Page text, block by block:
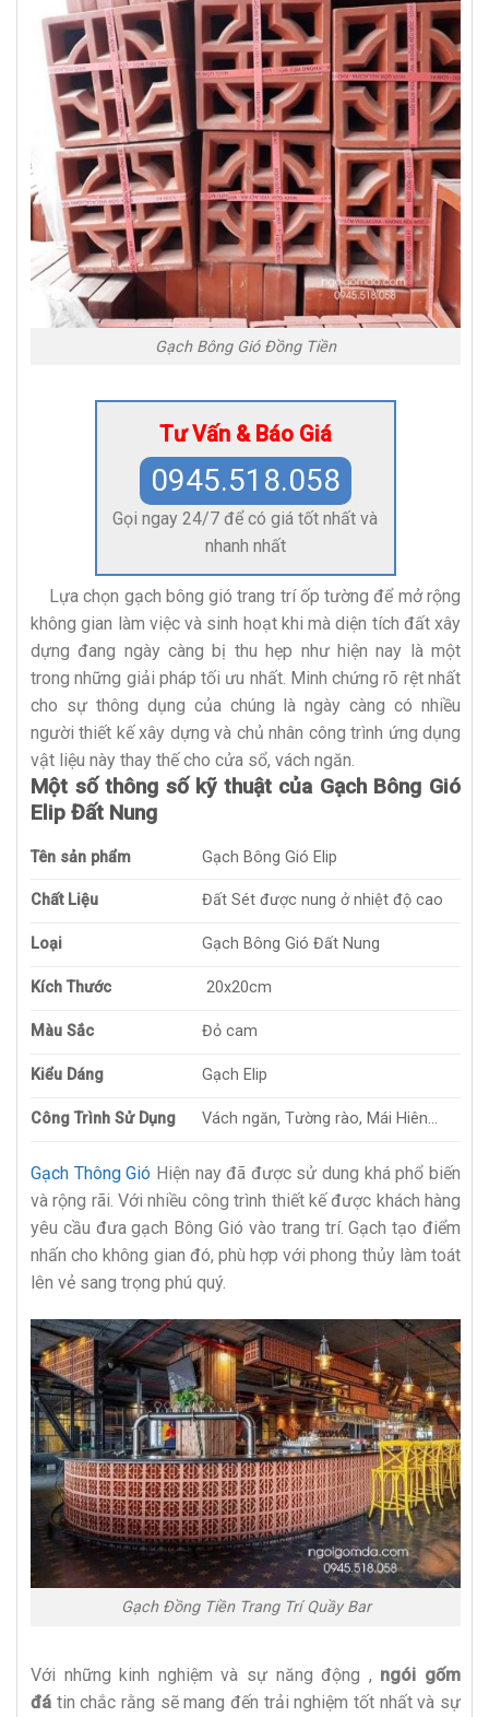
Gạch Bông Gió Đồng Tiền
Tư Vấn & Báo Giá
0945.518.058
Gọi ngay 24/7 để có giá tốt nhất và
nhanh nhất
Lựa chọn gạch bông gió trang trí ốp tường để mở rộng
không gian làm việc và sinh hoạt khi mà diện tích đất xây
dựng đang ngày càng bị thu hẹp như hiện nay là một
trong những giải pháp tối ưu nhất. Minh chứng rõ rệt nhất
cho sự thông dụng của chúng là ngày càng có nhiều
người thiết kế xây dựng và chủ nhân công trình ứng dụng
vật liệu này thay thế cho cửa sổ, vách ngăn.
Một số thông số kỹ thuật của Gạch Bông Gió
Elip Đất Nung
Tên sản phẩm Gạch Bông Gió Elip
Chất Liệu Đất Sét được nung ở nhiệt độ cao
Loại Gạch Bông Gió Đất Nung
Kích Thước 20x20cm
Màu Sắc Đỏ cam
Kiểu Dáng Gạch Elip
Công Trình Sử Dụng Vách ngăn, Tường rào, Mái Hiên…
Gạch Thông Gió Hiện nay đã được sử dung khá phổ biến
và rộng rãi. Với nhiều công trình thiết kế được khách hàng
yêu cầu đưa gạch Bông Gió vào trang trí. Gạch tạo điểm
nhấn cho không gian đó, phù hợp với phong thủy làm toát
lên vẻ sang trọng phú quý.
Gạch Đồng Tiền Trang Trí Quầy Bar
Với những kinh nghiệm và sự năng động , ngói gốm
đá tin chắc rằng sẽ mang đến trải nghiệm tốt nhất và sự